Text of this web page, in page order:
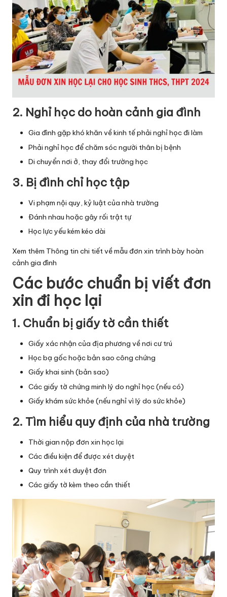
2. Nghỉ học do hoàn cảnh gia đình
Gia đình gặp khó khăn về kinh tế phải nghỉ học đi làm
Phải nghỉ học để chăm sóc người thân bị bệnh
Di chuyển nơi ở, thay đổi trường học
3. Bị đình chỉ học tập
Vi phạm nội quy, kỷ luật của nhà trường
Đánh nhau hoặc gây rối trật tự
Học lực yếu kém kéo dài
Xem thêm Thông tin chi tiết về mẫu đơn xin trình bày hoàn
cảnh gia đình
Các bước chuẩn bị viết đơn
xin đi học lại
1. Chuẩn bị giấy tờ cần thiết
Giấy xác nhận của địa phương về nơi cư trú
Học bạ gốc hoặc bản sao công chứng
Giấy khai sinh (bản sao)
Các giấy tờ chứng minh lý do nghỉ học (nếu có)
Giấy khám sức khỏe (nếu nghỉ vì lý do sức khỏe)
2. Tìm hiểu quy định của nhà trường
Thời gian nộp đơn xin học lại
Các điều kiện để được xét duyệt
Quy trình xét duyệt đơn
Các giấy tờ kèm theo cần thiết